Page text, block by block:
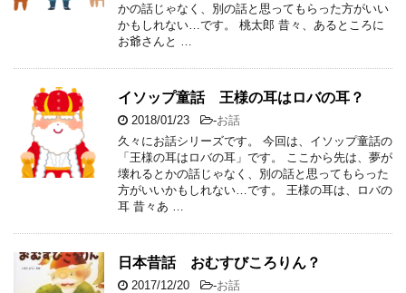
かの話じゃなく、別の話と思ってもらった方がいい
かもしれない…です。 桃太郎 昔々、あるところに
お爺さんと …
イソップ童話 王様の耳はロバの耳？
2018/01/23 -お話
久々にお話シリーズです。 今回は、イソップ童話の
「王様の耳はロバの耳」です。 ここから先は、夢が
壊れるとかの話じゃなく、別の話と思ってもらった
方がいいかもしれない…です。 王様の耳は、ロバの
耳 昔々あ …
日本昔話 おむすびころりん？
2017/12/20 -お話